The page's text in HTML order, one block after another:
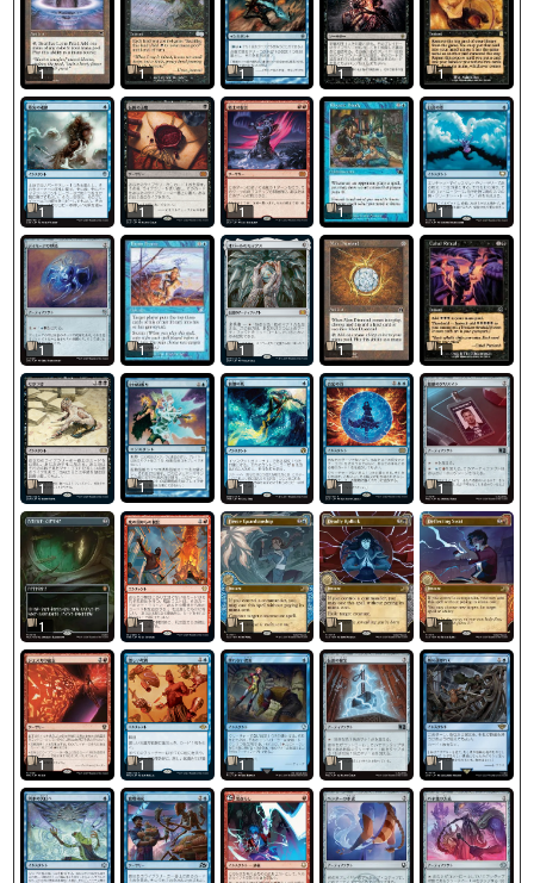
1 1 1 1 1
1 1 1 1 1
1 1 1 1 1
1 1 1 1 1
1 1 1 1 1
1 1 1 1 1